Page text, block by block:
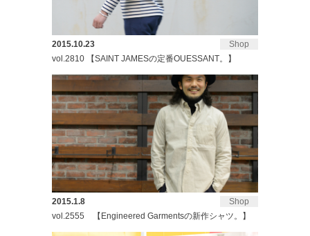
Shop
2015.10.23
vol.2810 【SAINT JAMESの定番OUESSANT。】
Shop
2015.1.8
vol.2555 【Engineered Garmentsの新作シャツ。】